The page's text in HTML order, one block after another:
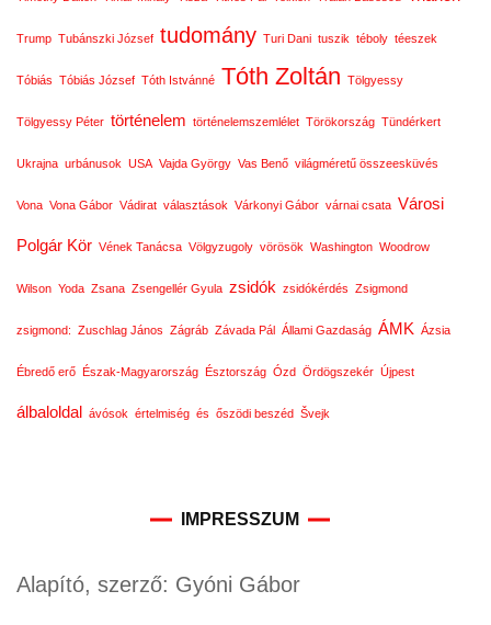
Trump Tubánszki József tudomány Turi Dani tuszik téboly téeszek
Tóbiás Tóbiás József Tóth Istvánné Tóth Zoltán Tölgyessy
Tölgyessy Péter történelem történelemszemlélet Törökország Tündérkert
Ukrajna urbánusok USA Vajda György Vas Benő világméretű összeesküvés
Vona Vona Gábor Vádirat választások Várkonyi Gábor várnai csata Városi
Polgár Kör Vének Tanácsa Völgyzugoly vörösök Washington Woodrow
Wilson Yoda Zsana Zsengellér Gyula zsidók zsidókérdés Zsigmond
zsigmond: Zuschlag János Zágráb Závada Pál Állami Gazdaság ÁMK Ázsia
Ébredő erő Észak-Magyarország Észtország Ózd Ördögszekér Újpest
álbaloldal ávósok értelmiség és őszödi beszéd Švejk
IMPRESSZUM
Alapító, szerző: Gyóni Gábor